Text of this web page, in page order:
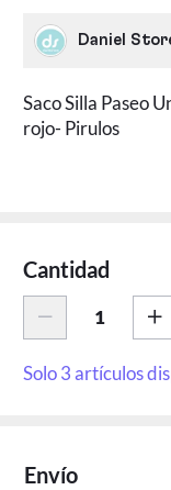
Daniel
Saco Silla Paseo
rojo- Pirulos
Cantidad
Solo 3 artículos
Envío